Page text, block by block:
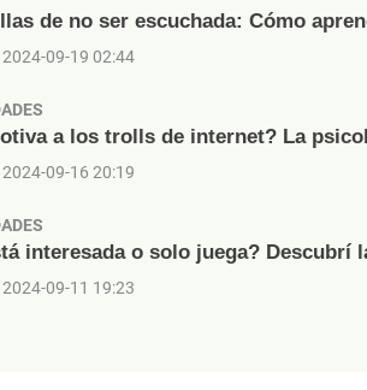
de no ser escuchada: Cómo
2024-09-19 02:44
a los trolls de internet? La
2024-09-16 20:19
interesada o solo juega? Descubrí
2024-09-11 19:23